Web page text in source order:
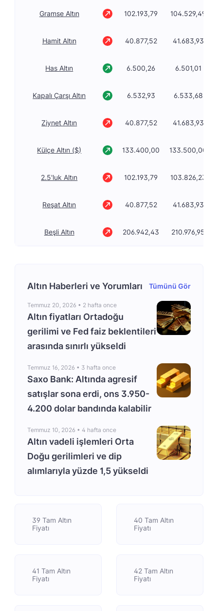
Gramse Altın 102.193,79 104.529,49
Hamit Altın 40.877,52 41.683,93
Has Altın 6.500,26 6.501,01
Kapalı Çarşı Altın 6.532,93 6.533,68
Ziynet Altın 40.877,52 41.683,93
Külçe Altın ($) 133.400,00 133.500,00
2.5'luk Altın 102.193,79 103.826,23
Reşat Altın 40.877,52 41.683,93
Beşli Altın 206.942,43 210.976,95
Altın Haberleri ve Yorumları Tümünü Gör
Temmuz 20, 2026 • 2 hafta once
Altın fiyatları Ortadoğu
gerilimi ve Fed faiz beklentileri
arasında sınırlı yükseldi
Temmuz 16, 2026 • 3 hafta once
Saxo Bank: Altında agresif
satışlar sona erdi, ons 3.950-
4.200 dolar bandında kalabilir
Temmuz 10, 2026 • 4 hafta once
Altın vadeli işlemleri Orta
Doğu gerilimleri ve dip
alımlarıyla yüzde 1,5 yükseldi
39 Tam Altın
Fiyatı
40 Tam Altın
Fiyatı
41 Tam Altın
Fiyatı
42 Tam Altın
Fiyatı